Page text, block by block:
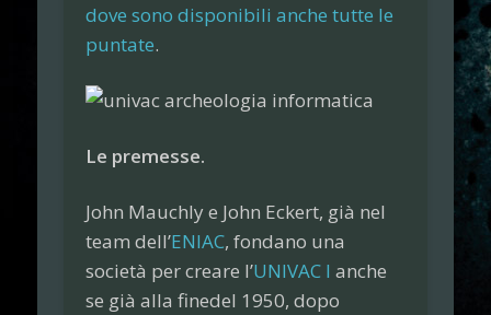
dove sono disponibili anche tutte le
puntate.
Le premesse.
John Mauchly e John Eckert, già nel
team dell’ENIAC, fondano una
società per creare l’UNIVAC I anche
se già alla finedel 1950, dopo